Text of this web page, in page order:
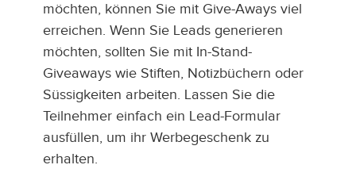
möchten, können Sie mit Give-Aways viel
erreichen. Wenn Sie Leads generieren
möchten, sollten Sie mit In-Stand-
Giveaways wie Stiften, Notizbüchern oder
Süssigkeiten arbeiten. Lassen Sie die
Teilnehmer einfach ein Lead-Formular
ausfüllen, um ihr Werbegeschenk zu
erhalten.